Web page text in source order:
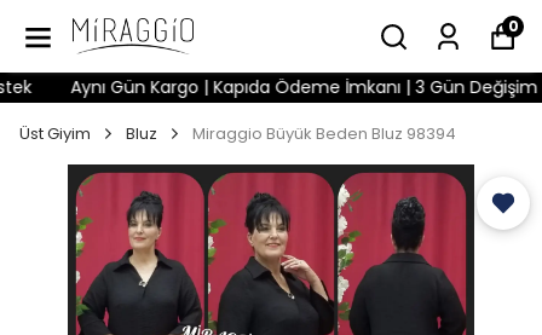
0
Aynı Gün Kargo | Kapıda Ödeme İmkanı | 3 Gün Değişim
Üst Giyim Bluz Miraggio Büyük Beden Bluz 98394